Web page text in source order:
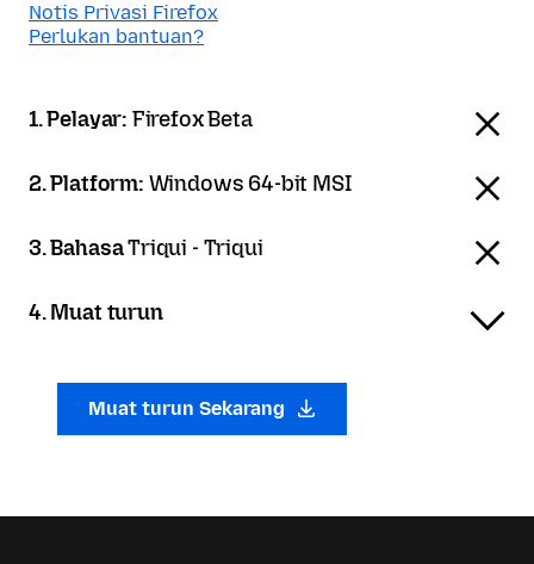
Notis Privasi Firefox
Perlukan bantuan?
1. Pelayar: Firefox Beta
2. Platform: Windows 64-bit MSI
3. BahasaTriqui - Triqui
4. Muat turun
Muat turun Sekarang